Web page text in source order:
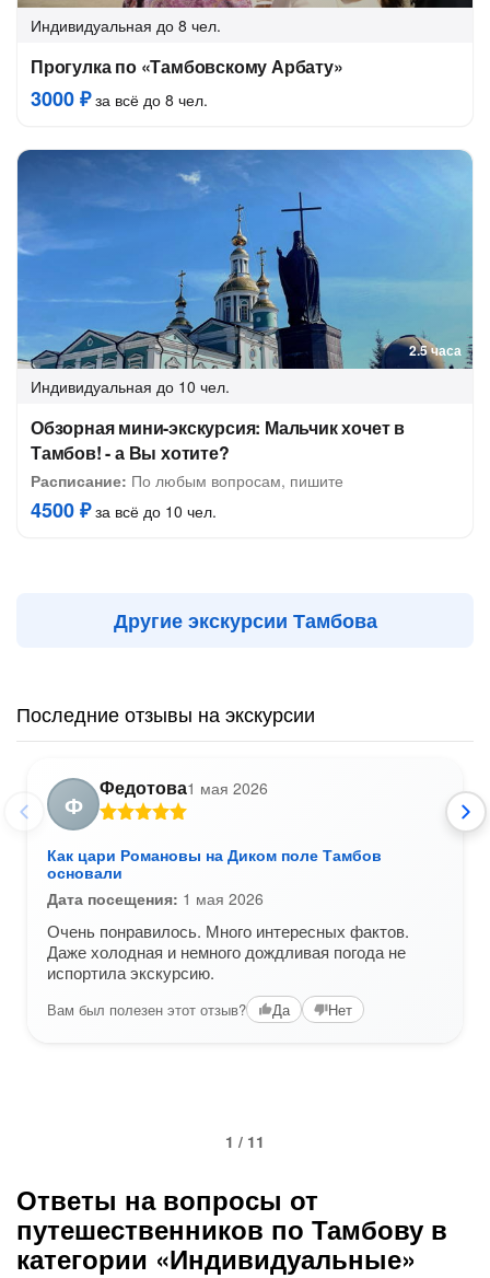
Индивидуальная до 8 чел.
Прогулка по «Тамбовскому Арбату»
3000 ₽за всё до 8 чел.
2.5 часа
Индивидуальная до 10 чел.
Обзорная мини-экскурсия: Мальчик хочет в
Тамбов! - а Вы хотите?
Расписание: По любым вопросам, пишите
4500 ₽за всё до 10 чел.
Другие экскурсии Тамбова
Последние отзывы на экскурсии
Ф
Федотова1 мая 2026
Как цари Романовы на Диком поле Тамбов
основали
Дата посещения: 1 мая 2026
Очень понравилось. Много интересных фактов.
Даже холодная и немного дождливая погода не
испортила экскурсию.
Вам был полезен этот отзыв? Да Нет
1 / 11
Ответы на вопросы от
путешественников по Тамбову в
категории «Индивидуальные»